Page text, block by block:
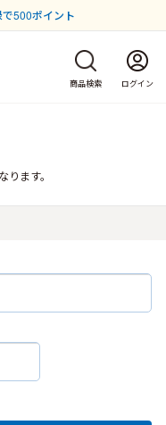
500ポイント
商品検索 ログイン
ます。